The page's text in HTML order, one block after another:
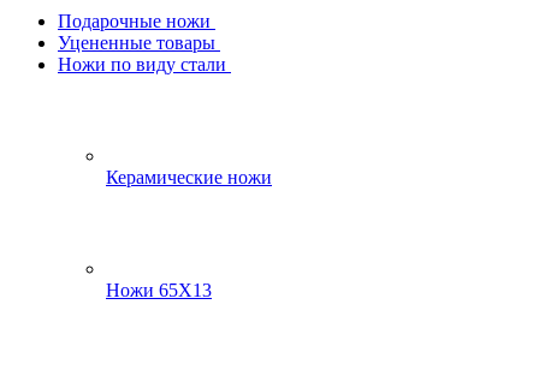
Подарочные ножи
Уцененные товары
Ножи по виду стали
Керамические ножи
Ножи 65Х13